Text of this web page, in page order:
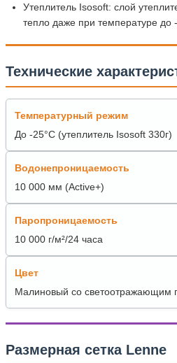
Утеплитель Isosoft: слой
тепло даже при температуре до -
Технические
Температурный режим
До -25°C (утеплитель Isosoft 330г)
Водонепроницаемость
10 000 мм (Active+)
Паропроницаемость
10 000 г/м²/24 часа
Цвет
Малиновый со светоотражающим
Размерная сетка Lenne